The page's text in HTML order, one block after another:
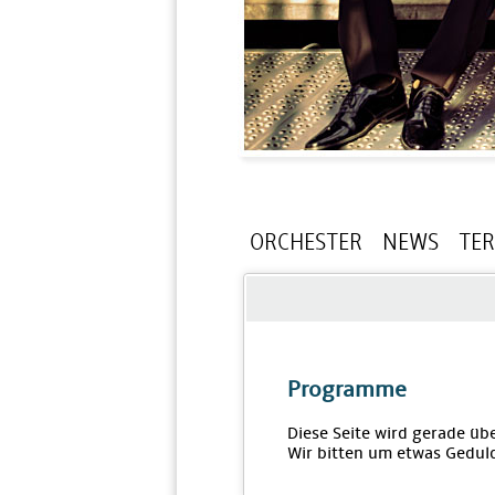
ORCHESTER NEWS
Programme
Diese Seite wird gerade
Wir bitten um etwas